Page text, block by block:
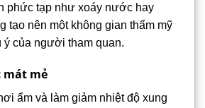
phức tạp như xoáy nước hay
tạo nên một không gian thẩm mỹ
ý của người tham quan.
mát mẻ
ẩm và làm giảm nhiệt độ xung